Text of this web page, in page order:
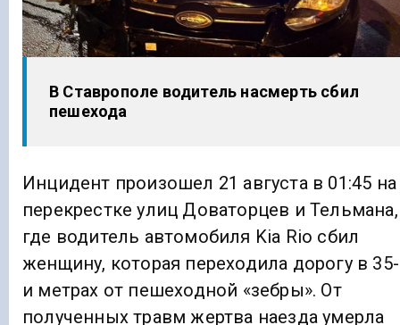
В Ставрополе водитель насмерть сбил
пешехода
Инцидент произошел 21 августа в 01:45 на
перекрестке улиц Доваторцев и Тельмана,
где водитель автомобиля Kia Rio сбил
женщину, которая переходила дорогу в 35-
и метрах от пешеходной «зебры». От
полученных травм жертва наезда умерла